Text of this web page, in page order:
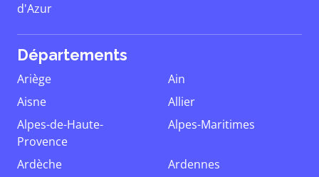
d'Azur
Départements
Ariège
Ain
Aisne
Allier
Alpes-de-Haute-
Provence
Alpes-Maritimes
Ardèche
Ardennes